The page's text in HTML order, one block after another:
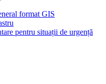
format GIS
pentru situații de urgență